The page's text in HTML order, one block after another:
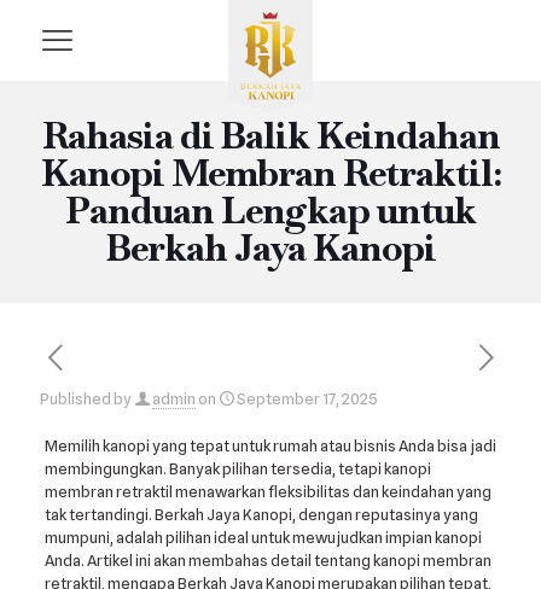
Rahasia di Balik Keindahan
Kanopi Membran Retraktil:
Panduan Lengkap untuk
Berkah Jaya Kanopi
Published by admin on September 17, 2025
Memilih kanopi yang tepat untuk rumah atau bisnis Anda bisa jadi
membingungkan. Banyak pilihan tersedia, tetapi kanopi
membran retraktil menawarkan fleksibilitas dan keindahan yang
tak tertandingi. Berkah Jaya Kanopi, dengan reputasinya yang
mumpuni, adalah pilihan ideal untuk mewujudkan impian kanopi
Anda. Artikel ini akan membahas detail tentang kanopi membran
retraktil, mengapa Berkah Jaya Kanopi merupakan pilihan tepat,